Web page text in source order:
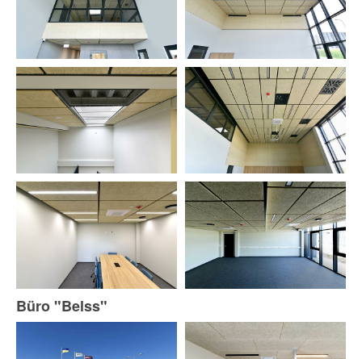
Büro "Belss"